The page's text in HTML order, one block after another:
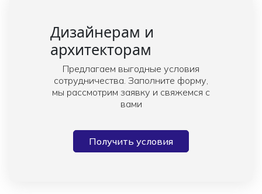
Дизайнерам и
архитекторам
Предлагаем выгодные условия
сотрудничества. Заполните форму,
мы рассмотрим заявку и свяжемся с
вами
Получить условия